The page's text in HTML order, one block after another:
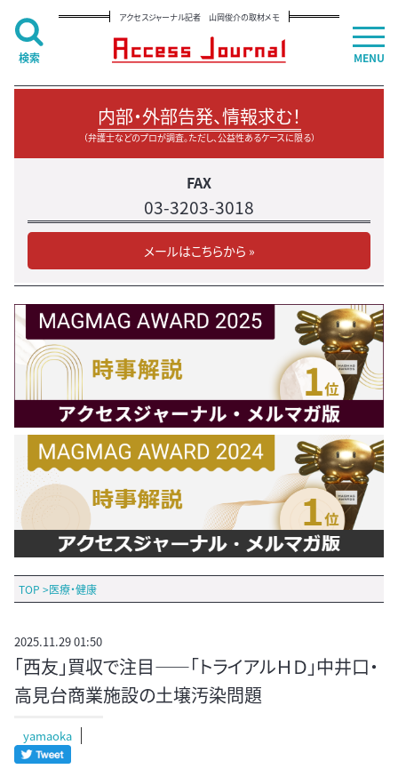
アクセスジャーナル記者 山岡俊介の取材メモ
内部・外部告発、情報求む！
（弁護士などのプロが調査。ただし、公益性あるケースに限る）
FAX
03-3203-3018
メールはこちらから »
TOP >医療・健康
2025.11.29 01:50
「西友」買収で注目――「トライアルＨＤ」中井口・
高見台商業施設の土壌汚染問題
yamaoka
MENU
検索